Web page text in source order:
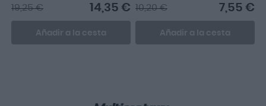
14,35 €
19,25 €
Añadir a la cesta
7,55 €
10,20 €
Añadir a la cesta